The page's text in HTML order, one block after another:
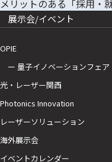
展示会/イベント
OPIE
ー 量子イノベーションフェア
光・レーザー関西
Photonics Innovation
レーザーソリューション
海外展示会
イベントカレンダー